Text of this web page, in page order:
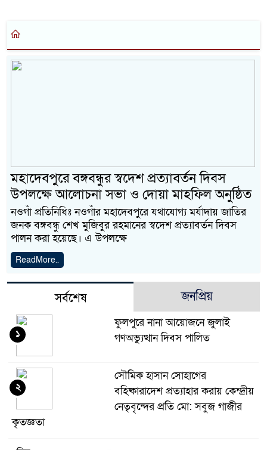
মহাদেবপুরে বঙ্গবন্ধুর স্বদেশ প্রত্যাবর্তন দিবস
উপলক্ষে আলোচনা সভা ও দোয়া মাহফিল অনুষ্ঠিত
নওগাঁ প্রতিনিধিঃ নওগাঁর মহাদেবপুরে যথাযোগ্য মর্যাদায় জাতির
জনক বঙ্গবন্ধু শেখ মুজিবুর রহমানের স্বদেশ প্রত্যাবর্তন দিবস
পালন করা হয়েছে। এ উপলক্ষে
ReadMore..
সর্বশেষ জনপ্রিয়
ফুলপুরে নানা আয়োজনে জুলাই
গণঅভ্যুত্থান দিবস পালিত
১
সৌমিক হাসান সোহাগের
বহিষ্কারাদেশ প্রত্যাহার করায় কেন্দ্রীয়
নেতৃবৃন্দের প্রতি মো: সবুজ গাজীর
কৃতজ্ঞতা
২